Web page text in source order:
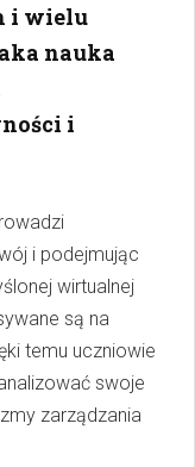
i wielu
nauka
i
i podejmując
wirtualnej
są na
temu uczniowie
swoje
zarządzania